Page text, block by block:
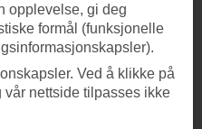
opplevelse, gi deg
formål (funksjonelle
Ved å klikke på
nettside tilpasses ikke